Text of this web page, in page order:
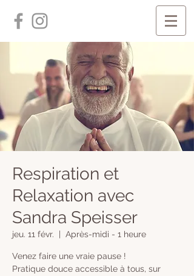
Respiration et
Relaxation avec
Sandra Speisser
jeu. 11 févr. Après-midi - 1 heure
Venez faire une vraie pause !
Pratique douce accessible à tous, sur